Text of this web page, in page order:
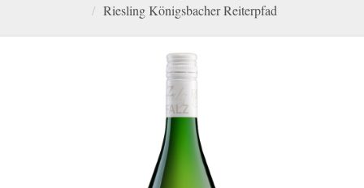
Riesling Königsbacher Reiterpfad